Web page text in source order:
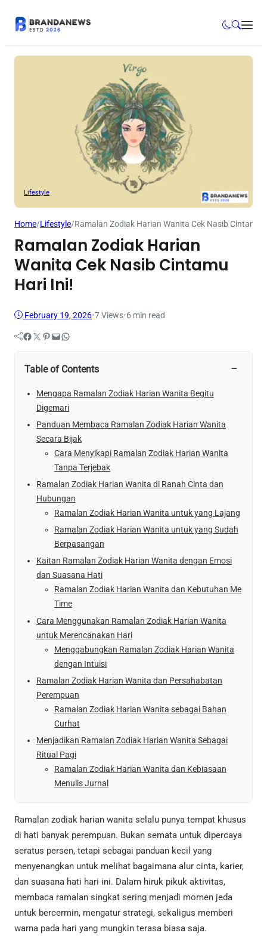
Lifestyle
Home/Lifestyle/Ramalan Zodiak Harian Wanita Cek Nasib Cintamu
Ramalan Zodiak Harian
Wanita Cek Nasib Cintamu
Hari Ini!
February 19, 2026•7Views•6 min read
Facebook Twitter Pinterest Mail WhatsApp
Table of Contents −
Mengapa Ramalan Zodiak Harian Wanita Begitu
Digemari
Panduan Membaca Ramalan Zodiak Harian Wanita
Secara Bijak
Cara Menyikapi Ramalan Zodiak Harian Wanita
Tanpa Terjebak
Ramalan Zodiak Harian Wanita di Ranah Cinta dan
Hubungan
Ramalan Zodiak Harian Wanita untuk yang Lajang
Ramalan Zodiak Harian Wanita untuk yang Sudah
Berpasangan
Kaitan Ramalan Zodiak Harian Wanita dengan Emosi
dan Suasana Hati
Ramalan Zodiak Harian Wanita dan Kebutuhan Me
Time
Cara Menggunakan Ramalan Zodiak Harian Wanita
untuk Merencanakan Hari
Menggabungkan Ramalan Zodiak Harian Wanita
dengan Intuisi
Ramalan Zodiak Harian Wanita dan Persahabatan
Perempuan
Ramalan Zodiak Harian Wanita sebagai Bahan
Curhat
Menjadikan Ramalan Zodiak Harian Wanita Sebagai
Ritual Pagi
Ramalan Zodiak Harian Wanita dan Kebiasaan
Menulis Jurnal
Ramalan zodiak harian wanita selalu punya tempat khusus
di hati banyak perempuan. Bukan semata untuk dipercaya
seratus persen, tetapi sebagai panduan kecil yang
menyenangkan untuk melihat bagaimana alur cinta, karier,
dan suasana hati hari ini. Dalam hiruk pikuk aktivitas,
membaca ramalan singkat sering menjadi momen jeda
untuk bercermin, mengatur strategi, sekaligus memberi
warna pada hari yang mungkin terasa biasa saja.